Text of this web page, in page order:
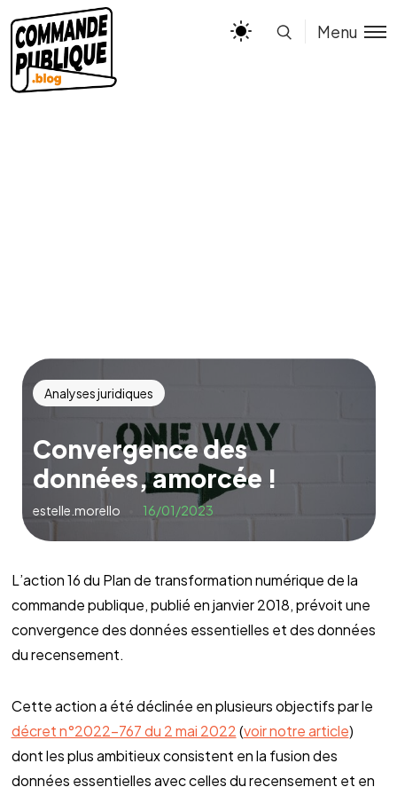
Menu
Analyses juridiques
Convergence des
données, amorcée !
estelle.morello 16/01/2023
L’action 16 du Plan de transformation numérique de la
commande publique, publié en janvier 2018, prévoit une
convergence des données essentielles et des données
du recensement.
Cette action a été déclinée en plusieurs objectifs par le
décret n°2022-767 du 2 mai 2022(voir notre article)
dont les plus ambitieux consistent en la fusion des
données essentielles avec celles du recensement et en